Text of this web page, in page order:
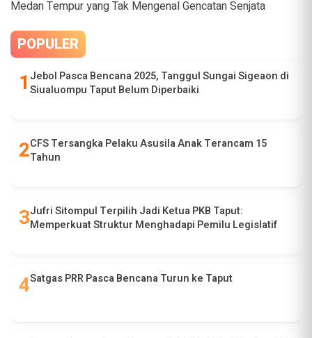
Medan Tempur yang Tak Mengenal Gencatan Senjata
POPULER
Jebol Pasca Bencana 2025, Tanggul Sungai Sigeaon di
Siualuompu Taput Belum Diperbaiki
CFS Tersangka Pelaku Asusila Anak Terancam 15
Tahun
Jufri Sitompul Terpilih Jadi Ketua PKB Taput:
Memperkuat Struktur Menghadapi Pemilu Legislatif
Satgas PRR Pasca Bencana Turun ke Taput